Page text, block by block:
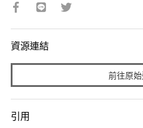
資源連結
前往原
引用